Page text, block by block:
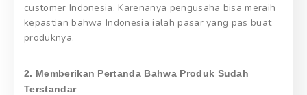
customer Indonesia. Karenanya pengusaha bisa meraih
kepastian bahwa Indonesia ialah pasar yang pas buat
produknya.
2. Memberikan Pertanda Bahwa Produk Sudah
Terstandar